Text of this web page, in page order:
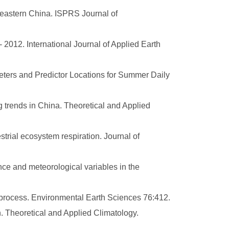
China. ISPRS Journal of
International Journal of Applied Earth
and Predictor Locations for Summer Daily
trends in China. Theoretical and Applied
ecosystem respiration. Journal of
and meteorological variables in the
Environmental Earth Sciences 76:412.
Theoretical and Applied Climatology.